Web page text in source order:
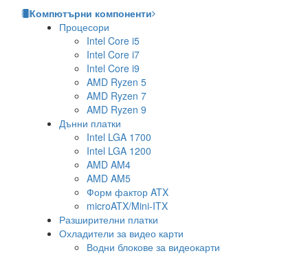
Компютърни компоненти
Процесори
Intel Core i5
Intel Core i7
Intel Core i9
AMD Ryzen 5
AMD Ryzen 7
AMD Ryzen 9
Дънни платки
Intel LGA 1700
Intel LGA 1200
AMD AM4
AMD AM5
Форм фактор ATX
microATX/Mini-ITX
Разширителни платки
Охладители за видео карти
Водни блокове за видеокарти